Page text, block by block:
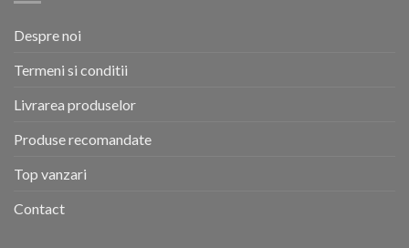
Despre noi
Termeni si conditii
Livrarea produselor
Produse recomandate
Top vanzari
Contact